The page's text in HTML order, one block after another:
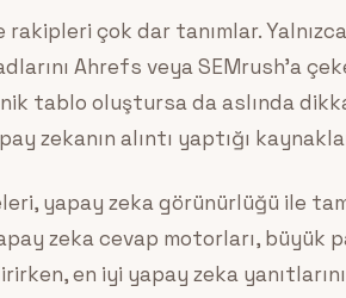
çok dar tanımlar.
Ahrefs veya SEMrush’a
tablo oluştursa da aslında
zekanın alıntı yaptığı
yapay zeka görünürlüğü ile
zeka cevap motorları, büyük
en iyi yapay zeka